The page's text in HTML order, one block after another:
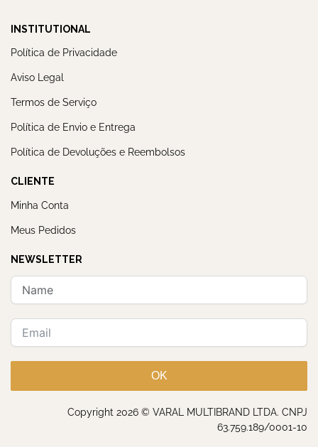
INSTITUTIONAL
Política de Privacidade
Aviso Legal
Termos de Serviço
Política de Envio e Entrega
Política de Devoluções e Reembolsos
CLIENTE
Minha Conta
Meus Pedidos
NEWSLETTER
OK
Copyright 2026 © VARAL MULTIBRAND LTDA. CNPJ
63.759.189/0001-10